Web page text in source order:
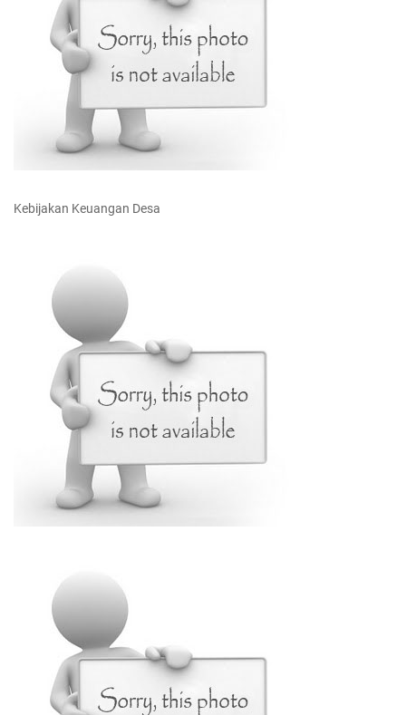
Kebijakan Keuangan Desa